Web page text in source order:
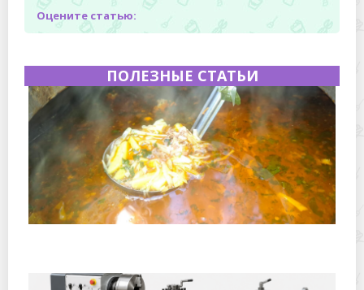
Оцените статью:
ПОЛЕЗНЫЕ СТАТЬИ